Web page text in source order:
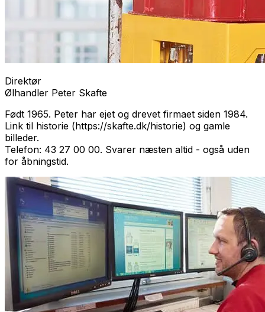
Direktør
Ølhandler Peter Skafte
Født 1965. Peter har ejet og drevet firmaet siden 1984.
Link til historie (https://skafte.dk/historie) og gamle
billeder.
Telefon: 43 27 00 00. Svarer næsten altid - også uden
for åbningstid.